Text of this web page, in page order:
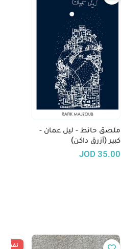
ملصق حائط - ليل عمان -
كبير (أزرق داكن)
35.00
JOD
نفدت